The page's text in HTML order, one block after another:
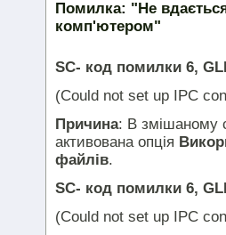
Помилка: "Не
комп'ютером"
SC- код помилки 6,
(Could not set up IPC
Причина: В змішаному
активована опція
файлів.
SC- код помилки 6,
(Could not set up IPC